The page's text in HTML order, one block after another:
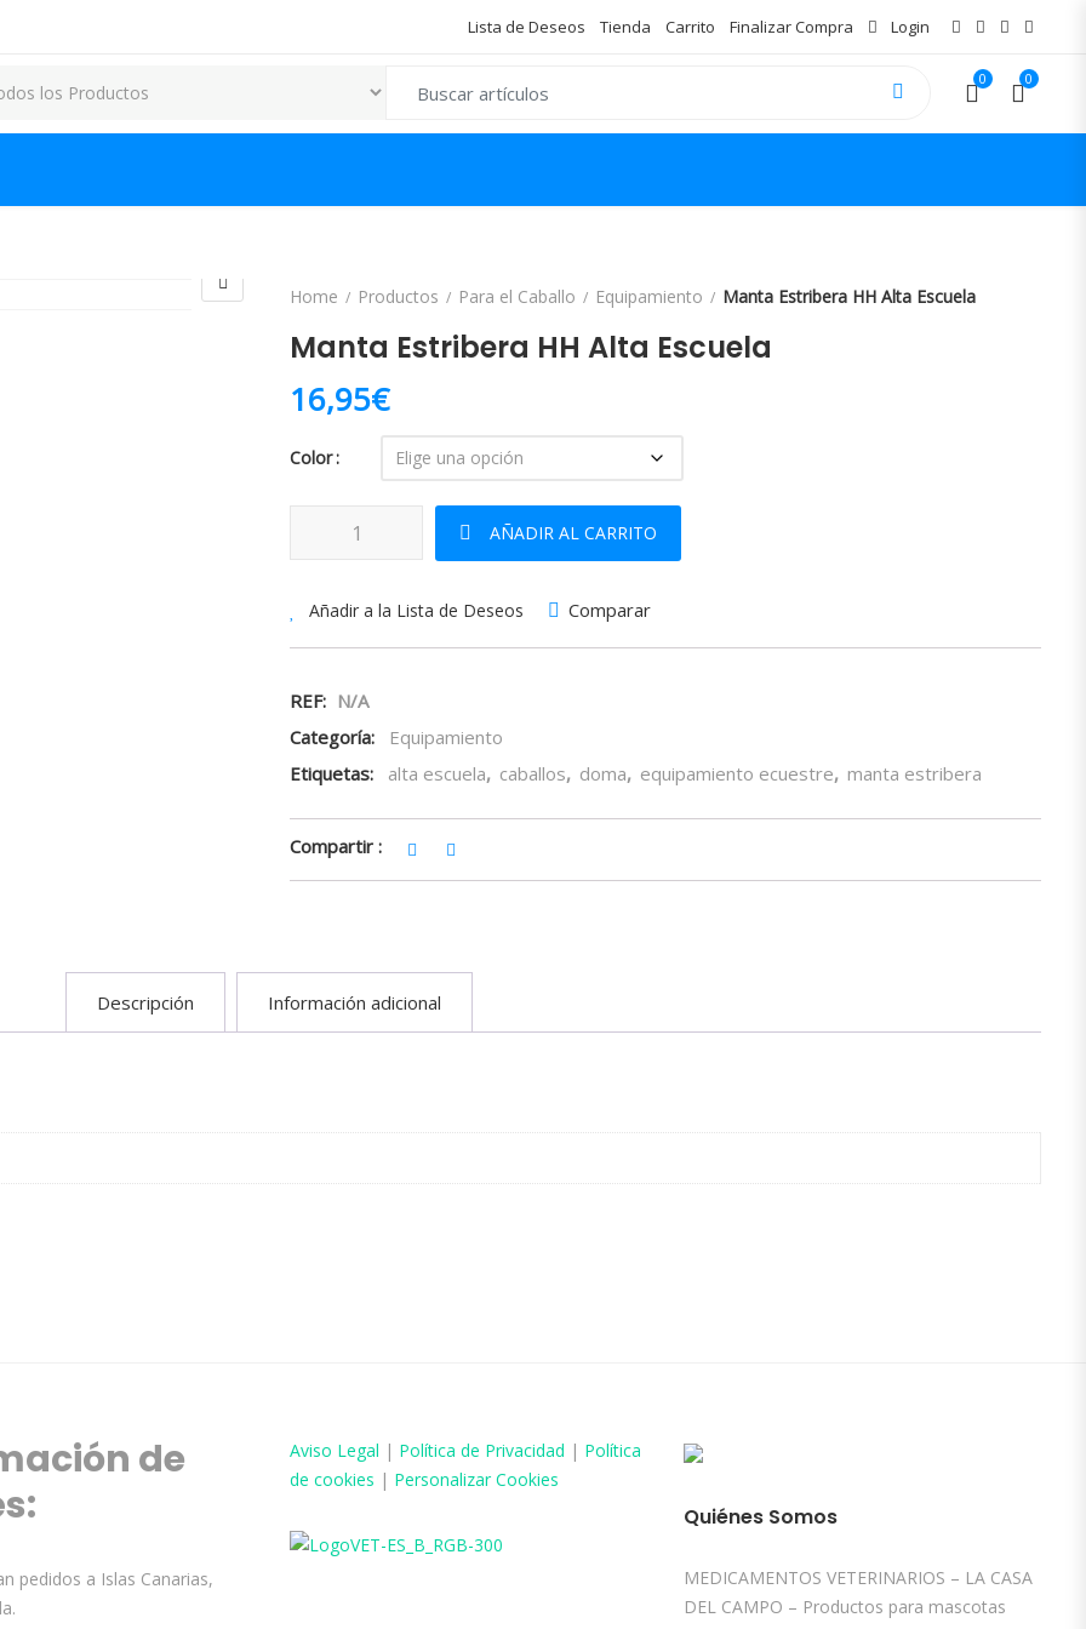
Lista de Deseos Tienda Carrito Finalizar Compra Login
0 0
Home Productos Para el Caballo Equipamiento Manta Estribera HH Alta Escuela
Manta Estribera HH Alta Escuela
16,95€
Color
Manta Estribera HH Alta Escuela cantidad
AÑADIR AL CARRITO
Añadir a la Lista de Deseos Comparar
REF: N/A
Categoría:
Equipamiento
Etiquetas:
alta escuela, caballos, doma, equipamiento ecuestre, manta estribera
Compartir :
Descripción Información adicional
de
pedidos a Islas Canarias,
Aviso Legal | Política de Privacidad | Política
de cookies | Personalizar Cookies
Quiénes Somos
MEDICAMENTOS VETERINARIOS – LA CASA
DEL CAMPO – Productos para mascotas